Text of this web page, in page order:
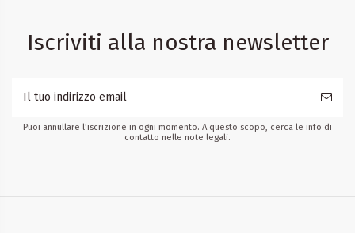
Iscriviti alla nostra newsletter
Puoi annullare l'iscrizione in ogni momento. A questo scopo, cerca le info di
contatto nelle note legali.